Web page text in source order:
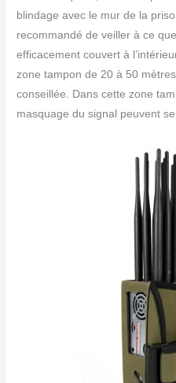
blindage avec le mur de la
recommandé de veiller à ce
efficacement couvert à
zone tampon de 20 à 50
conseillée. Dans cette zone
masquage du signal peuvent se